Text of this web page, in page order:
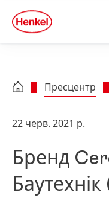
Skip to footer
quick
search
Пресцентр
22 черв. 2021 р.
Бренд
Баутехнік